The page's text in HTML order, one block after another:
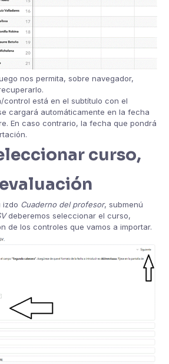
nos permita, sobre navegador,
control está en el subtítulo con el
cargará automáticamente en la fecha
En caso contrario, la fecha que pondrá
curso,
izdo Cuaderno del profesor, submenú
deberemos seleccionar el curso,
de los controles que vamos a importar.